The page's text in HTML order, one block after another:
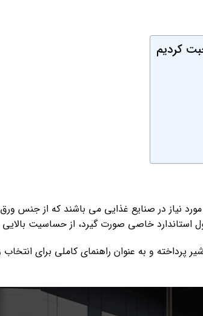
کردیم
نیاز در صنایع غذایی می باشند که از جنس
استاندارد خاصی صورت گیرد، از حساسیت
پرداخته و به عنوان راهنمای کاملی برای